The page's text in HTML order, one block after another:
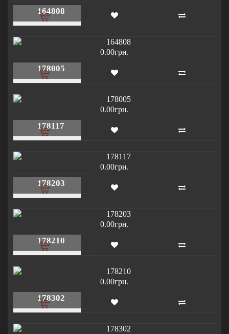
164808
0.00грн.
178005
0.00грн.
178117
0.00грн.
178203
0.00грн.
178210
0.00грн.
178302